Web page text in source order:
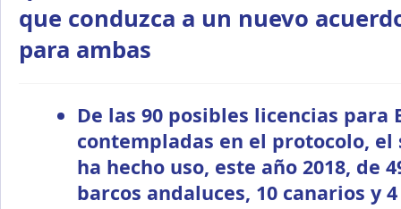
que conduzca a un nuevo
para ambas
De las 90 posibles licencias para
contempladas en el protocolo, el
ha hecho uso, este año 2018, de
barcos andaluces, 10 canarios y